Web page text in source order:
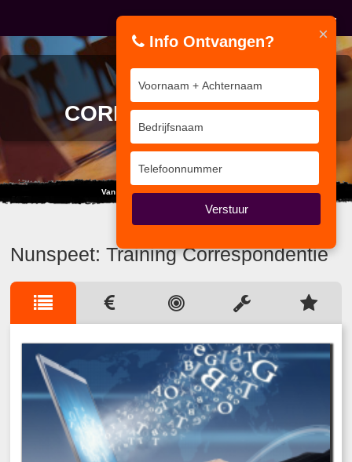
TRAINING
CORRESPONDENTIE
Van e-Learning, Enquête tot Onderzoek
Nunspeet: Training Correspondentie
×
Info Ontvangen?
Verstuur